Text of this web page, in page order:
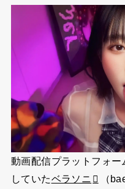
動画配信プラットフォ
していたベラソニ
（